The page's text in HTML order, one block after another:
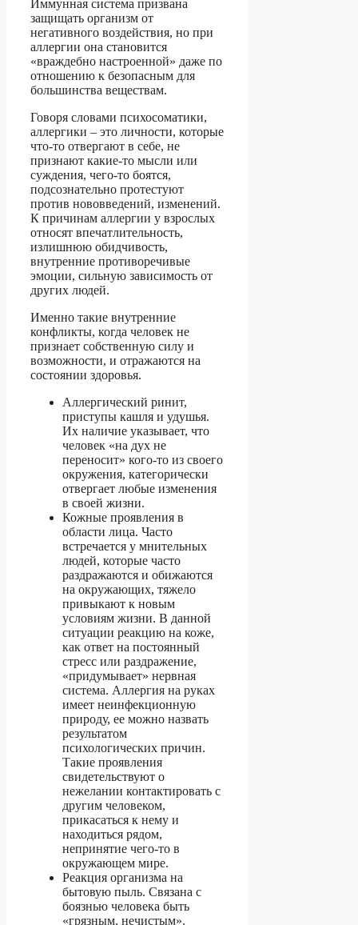
Иммунная система призвана
защищать организм от
негативного воздействия, но при
аллергии она становится
«враждебно настроенной» даже по
отношению к безопасным для
большинства веществам.
Говоря словами психосоматики,
аллергики – это личности, которые
что-то отвергают в себе, не
признают какие-то мысли или
суждения, чего-то боятся,
подсознательно протестуют
против нововведений, изменений.
К причинам аллергии у взрослых
относят впечатлительность,
излишнюю обидчивость,
внутренние противоречивые
эмоции, сильную зависимость от
других людей.
Именно такие внутренние
конфликты, когда человек не
признает собственную силу и
возможности, и отражаются на
состоянии здоровья.
Аллергический ринит,
приступы кашля и удушья.
Их наличие указывает, что
человек «на дух не
переносит» кого-то из своего
окружения, категорически
отвергает любые изменения
в своей жизни.
Кожные проявления в
области лица. Часто
встречается у мнительных
людей, которые часто
раздражаются и обижаются
на окружающих, тяжело
привыкают к новым
условиям жизни. В данной
ситуации реакцию на коже,
как ответ на постоянный
стресс или раздражение,
«придумывает» нервная
система. Аллергия на руках
имеет неинфекционную
природу, ее можно назвать
результатом
психологических причин.
Такие проявления
свидетельствуют о
нежелании контактировать с
другим человеком,
прикасаться к нему и
находиться рядом,
непринятие чего-то в
окружающем мире.
Реакция организма на
бытовую пыль. Связана с
боязнью человека быть
«грязным, нечистым».